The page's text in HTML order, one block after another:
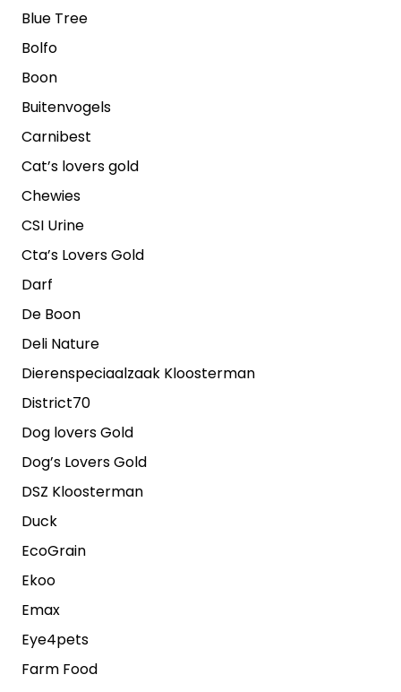
Blue Tree
Bolfo
Boon
Buitenvogels
Carnibest
Cat’s lovers gold
Chewies
CSI Urine
Cta’s Lovers Gold
Darf
De Boon
Deli Nature
Dierenspeciaalzaak Kloosterman
District70
Dog lovers Gold
Dog’s Lovers Gold
DSZ Kloosterman
Duck
EcoGrain
Ekoo
Emax
Eye4pets
Farm Food